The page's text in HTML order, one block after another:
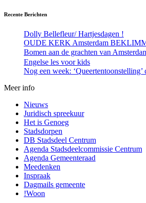
Recente Berichten
Dolly Bellefleur/ Hartjesdagen !
OUDE KERK Amsterdam
Bomen aan de grachten van
Engelse les voor kids
Nog een week: ‘Queertentoonstelling’
Meer info
Nieuws
Juridisch spreekuur
Het is Genoeg
Stadsdorpen
DB Stadsdeel Centrum
Agenda Stadsdeelcommissie Centrum
Agenda Gemeenteraad
Meedenken
Inspraak
Dagmails gemeente
!Woon